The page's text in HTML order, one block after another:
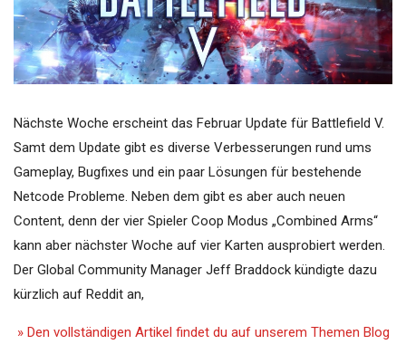
Nächste Woche erscheint das Februar Update für Battlefield V.
Samt dem Update gibt es diverse Verbesserungen rund ums
Gameplay, Bugfixes und ein paar Lösungen für bestehende
Netcode Probleme. Neben dem gibt es aber auch neuen
Content, denn der vier Spieler Coop Modus „Combined Arms“
kann aber nächster Woche auf vier Karten ausprobiert werden.
Der Global Community Manager Jeff Braddock kündigte dazu
kürzlich auf Reddit an,
» Den vollständigen Artikel findet du auf unserem Themen Blog